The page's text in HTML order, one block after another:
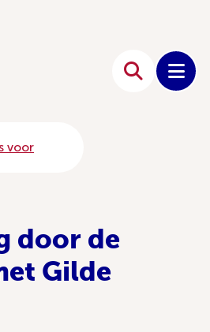
voor
door de
Gilde